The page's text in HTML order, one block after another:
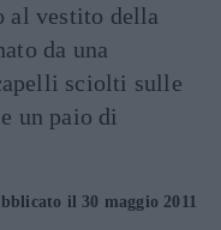
al vestito della
da una
sciolti sulle
un paio di
il 30 maggio 2011